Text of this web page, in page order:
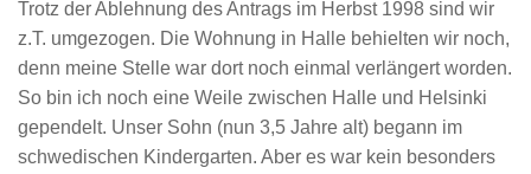
Trotz der Ablehnung des Antrags im Herbst 1998 sind wir
z.T. umgezogen. Die Wohnung in Halle behielten wir noch,
denn meine Stelle war dort noch einmal verlängert worden.
So bin ich noch eine Weile zwischen Halle und Helsinki
gependelt. Unser Sohn (nun 3,5 Jahre alt) begann im
schwedischen Kindergarten. Aber es war kein besonders